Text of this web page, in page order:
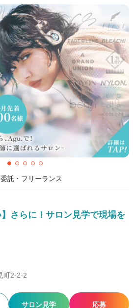
美容師アシスタント
フロント・レセプション
アイリスト
エステティシャン
ー 営業・販売スタッフ・その他
条件の求人数
検索する
託・フリーランス
】さらに！サロン見学で現場を
町2-2-2
サロン見学 応募